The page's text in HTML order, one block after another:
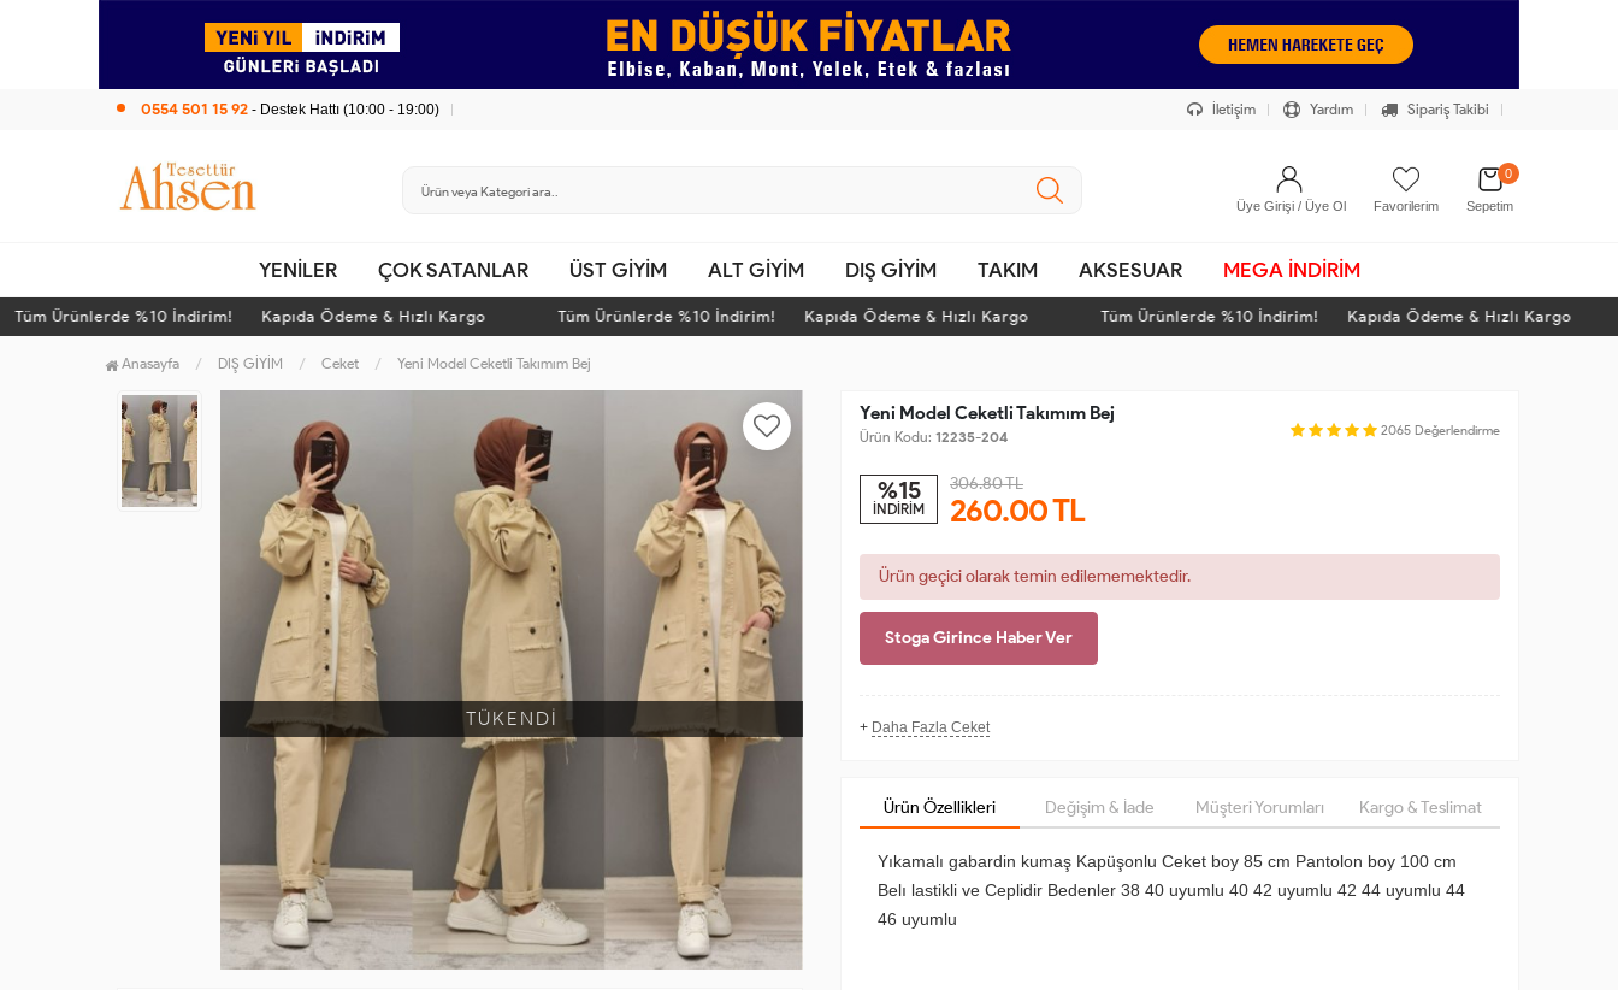
0554 501 15 92 - Destek Hattı (10:00 - 19:00) İletişim Yardım Sipariş Takibi
Üye Girişi / Üye Ol Favorilerim Sepetim
0
YENİLER ÇOK SATANLAR ÜST GİYİM ALT GİYİM DIŞ GİYİM TAKIM AKSESUAR MEGA İNDİRİM
Ürünlerde %10 İndirim! Kapıda Ödeme & Hızlı Kargo Tüm Ürünlerde %10 İndirim! Kapıda Ödeme & Hızlı Kargo Tüm Ürünlerde %10 İndirim! Kapıda Ödeme & Hızlı Kargo
Anasayfa DIŞ GİYİM Ceket Yeni Model Ceketli Takımım Bej
TÜKENDİ
Yeni Model Ceketli Takımım Bej
Ürün Kodu: 12235-204 2065 Değerlendirme
%15
İNDİRİM
306.80 TL
260.00TL
Ürün geçici olarak temin edilememektedir.
Stoga Girince Haber Ver
+ Daha Fazla Ceket
Ürün Özellikleri Değişim & İade Müşteri Yorumları Kargo & Teslimat
Yıkamalı gabardin kumaş Kapüşonlu Ceket boy 85 cm Pantolon boy 100 cm
Belı lastikli ve Ceplidir Bedenler 38 40 uyumlu 40 42 uyumlu 42 44 uyumlu 44
46 uyumlu